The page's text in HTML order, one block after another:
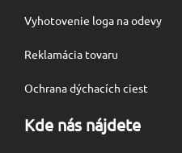
Vyhotovenie loga na odevy
Reklamácia tovaru
Ochrana dýchacích ciest
Kde nás nájdete